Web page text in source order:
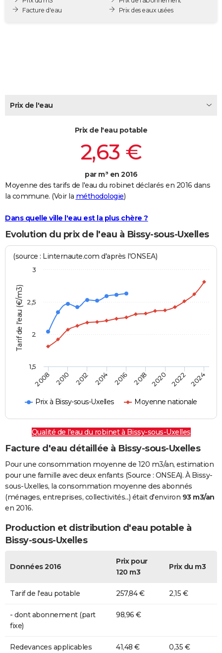
Destinations
City break
Voyage nature
Voyage de noces
Forum
Climat
PHOTO
Dictionnaire
Biographies
Citations
Expressions
Proverbes
Bricolage
Lifestyle
Culture
Sport
Auto
Television
Voyage
Cinema
Facture d'eau
Prix des eaux usées
Prix de l'eau
Prix de l'eau potable
2,63 €
par m³ en 2016
Moyenne des tarifs de l'eau du robinet déclarés en 2016 dans
la commune. (Voir la méthodologie)
Dans quelle ville l'eau est la plus chère ?
Evolution du prix de l'eau à Bissy-sous-Uxelles
Tarif de l'eau (€/m3)
(source : Linternaute.com d'après l'ONSEA)
Prix à Bissy-sous-Uxelles Moyenne nationale
2008 2010 2012 2014 2016 2018 2020 2022 2024
2
2,5
3
1,5
Qualité de l'eau du robinet à Bissy-sous-Uxelles
Facture d'eau détaillée à Bissy-sous-Uxelles
Pour une consommation moyenne de 120 m3/an, estimation
pour une famille avec deux enfants (Source : ONSEA). À Bissy-
sous-Uxelles, la consommation moyenne des abonnés
(ménages, entreprises, collectivités...) était d'environ 93 m3/an
en 2016.
Production et distribution d'eau potable à
Bissy-sous-Uxelles
Données 2016
Prix pour
120 m3
Prix du m3
Tarif de l'eau potable 257,84 € 2,15 €
- dont abonnement (part
fixe)
98,96 €
Redevances applicables
41,48 € 0,35 €